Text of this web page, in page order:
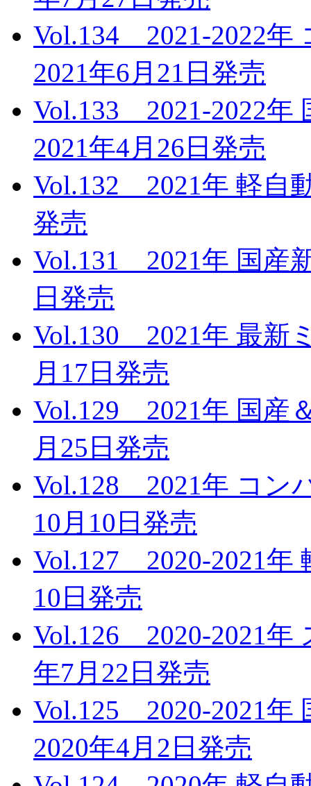
Vol.134 2021-2022
2021年6月21日発売
Vol.133 2021-2022
2021年4月26日発売
Vol.132 2021年 軽自
発売
Vol.131 2021年 国産
日発売
Vol.130 2021年 最新
月17日発売
Vol.129 2021年 国産
月25日発売
Vol.128 2021年 コン
10月10日発売
Vol.127 2020-2021年
10日発売
Vol.126 2020-2021
年7月22日発売
Vol.125 2020-2021
2020年4月2日発売